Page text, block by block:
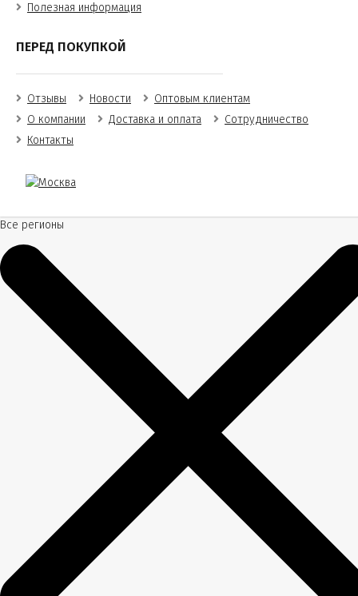
Полезная информация
ПЕРЕД ПОКУПКОЙ
Отзывы Новости
Оптовым клиентам
О компании
Доставка и оплата
Сотрудничество
Контакты
Все регионы